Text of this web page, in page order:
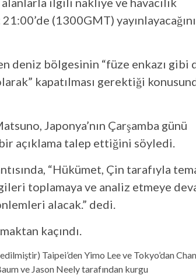
(1300GMT) yayınlayacağını
deniz bölgesinin “füze ​​enkazı gibi
kapatılması gerektiği
Japonya’nın Çarşamba günü
açıklama talep ettiğini söyledi.
“Hükümet, Çin tarafıyla
toplamaya ve analiz etmeye
alacak.” dedi.
kaçındı.
Taipei’den Yimo Lee ve Tokyo’dan
ve Jason Neely tarafından kurgu